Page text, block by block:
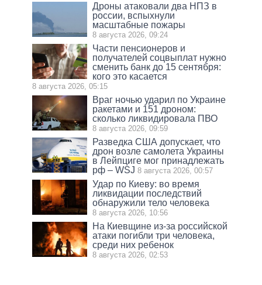
Дроны атаковали два НПЗ в
россии, вспыхнули
масштабные пожары
8 августа 2026, 09:24
Части пенсионеров и
получателей соцвыплат нужно
сменить банк до 15 сентября:
кого это касается
8 августа 2026, 05:15
Враг ночью ударил по Украине
ракетами и 151 дроном:
сколько ликвидировала ПВО
8 августа 2026, 09:59
Разведка США допускает, что
дрон возле самолета Украины
в Лейпциге мог принадлежать
рф – WSJ 8 августа 2026, 00:57
Удар по Киеву: во время
ликвидации последствий
обнаружили тело человека
8 августа 2026, 10:56
На Киевщине из-за российской
атаки погибли три человека,
среди них ребенок
8 августа 2026, 02:53